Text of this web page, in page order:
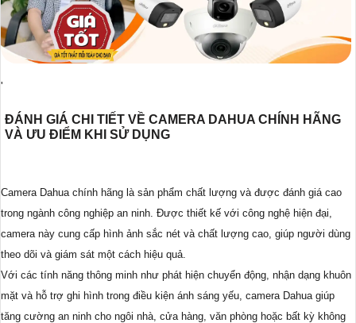
'
ĐÁNH GIÁ CHI TIẾT VỀ CAMERA DAHUA CHÍNH HÃNG
VÀ ƯU ĐIỂM KHI SỬ DỤNG
Camera Dahua chính hãng là sản phẩm chất lượng và được đánh giá cao
trong ngành công nghiệp an ninh. Được thiết kế với công nghệ hiện đại,
camera này cung cấp hình ảnh sắc nét và chất lượng cao, giúp người dùng
theo dõi và giám sát một cách hiệu quả.
Với các tính năng thông minh như phát hiện chuyển động, nhận dạng khuôn
mặt và hỗ trợ ghi hình trong điều kiện ánh sáng yếu, camera Dahua giúp
tăng cường an ninh cho ngôi nhà, cửa hàng, văn phòng hoặc bất kỳ không